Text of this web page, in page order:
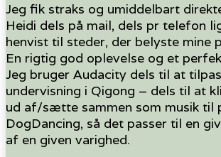
Jeg fik straks og umiddelbart
Heidi dels på mail, dels pr telefon
henvist til steder, der belyste mine
En rigtig god oplevelse og et
Jeg bruger Audacity dels til at
undervisning i Qigong – dels til at
ud af/sætte sammen som musik til
DogDancing, så det passer til en
af en given varighed.